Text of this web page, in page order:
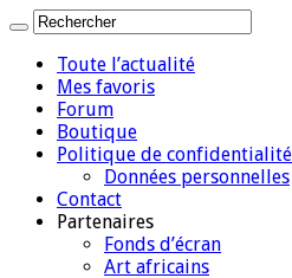
Toute l’actualité
Mes favoris
Forum
Boutique
Politique de confidentialité
Données personnelles
Contact
Partenaires
Fonds d’écran
Art africains